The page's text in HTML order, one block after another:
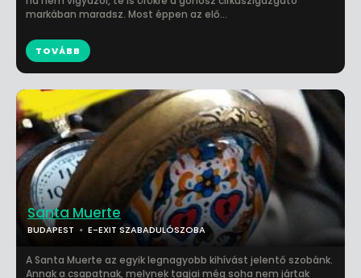
Santa Muerte
BUDAPEST E-EXIT SZABADULÓSZOBA
A Santa Muerte az egyik legnagyobb kihívást jelentő szobánk.
Annak a csapatnak, melynek tagjai még soha nem jártak
markában maradsz. Most éppen az elő...
TOVÁBB